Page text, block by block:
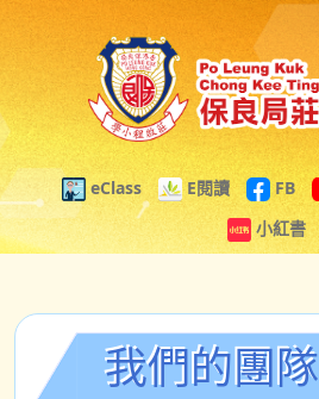
eClass E閱讀 FB
小紅書
我們的團隊